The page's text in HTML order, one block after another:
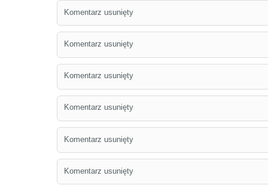
Komentarz usunięty
Komentarz usunięty
Komentarz usunięty
Komentarz usunięty
Komentarz usunięty
Komentarz usunięty